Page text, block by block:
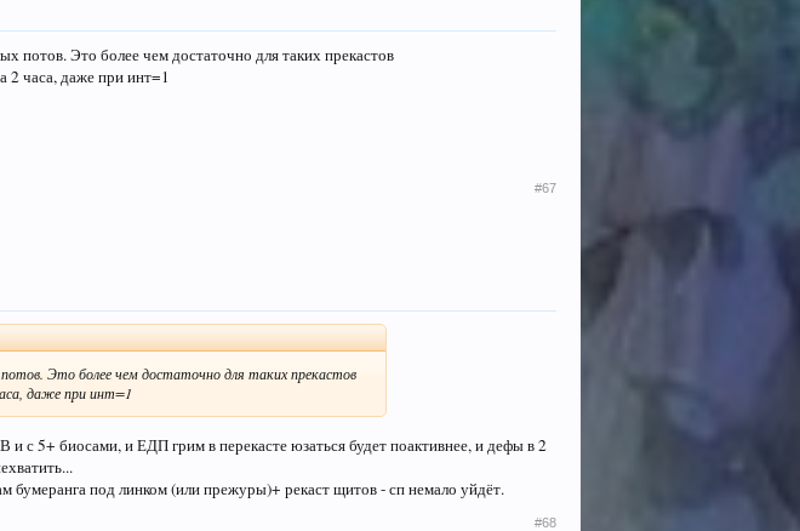
потов. Это более чем достаточно для таких прекастов
2 часа, даже при инт=1
#67
Это более чем достаточно для таких прекастов
даже при инт=1
и с 5+ биосами, и ЕДП грим в перекасте юзаться будет поактивнее, и дефы в 2
бумеранга под линком (или прежуры)+ рекаст щитов - сп немало уйдёт.
#68